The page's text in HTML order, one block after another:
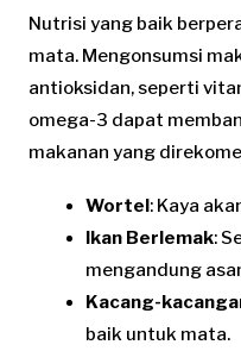
Nutrisi yang baik
mata. Mengonsumsi
antioksidan, seperti
omega-3 dapat
makanan yang
Wortel: Kaya
Ikan Berlemak:
mengandung
Kacang-
baik untuk mata.